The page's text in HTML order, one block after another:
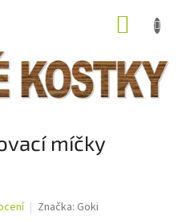
míčky
Značka: Goki